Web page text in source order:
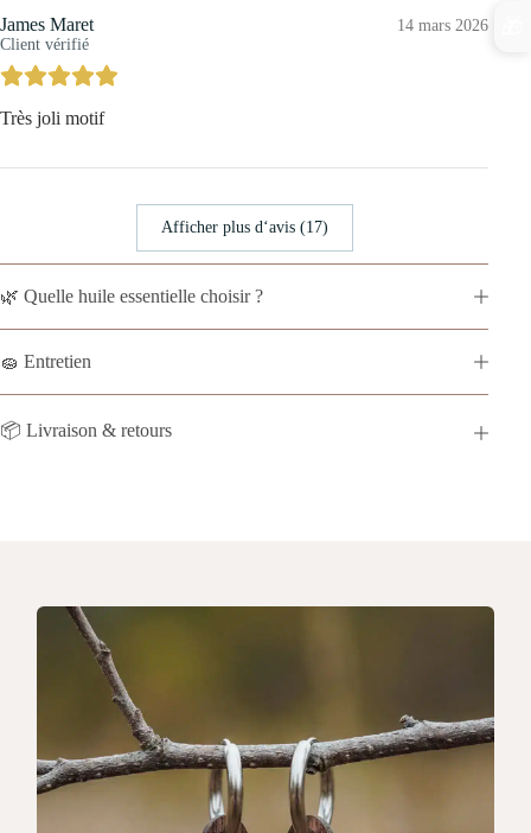
James Maret
Client vérifié
14 mars 2026
Très joli motif
Afficher plus d‘avis (17)
🌿 Quelle huile essentielle choisir ?
🧽 Entretien
📦 Livraison & retours